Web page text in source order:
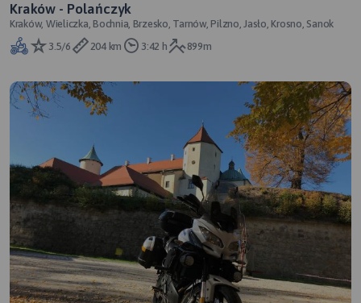
Kraków - Polańczyk
Kraków, Wieliczka, Bochnia, Brzesko, Tarnów, Pilzno, Jasło, Krosno, Sanok
3.5/6
204 km 3:42 h 899m